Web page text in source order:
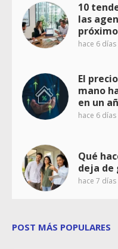
10
las
hace 6 días
El
mano
en un
hace 6 días
Qué
deja de
hace 7 días
POST MÁS POPULARES